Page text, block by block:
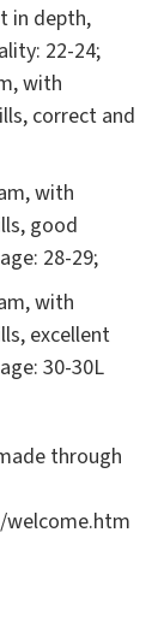
in depth,
22-24;
with
correct and
with
good
28-29;
with
excellent
30-30L
through